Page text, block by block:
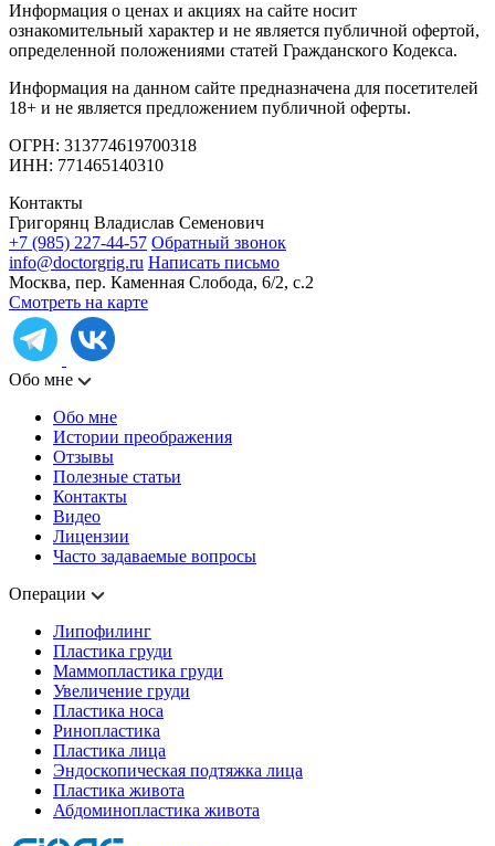
Информация о ценах и акциях на сайте носит
ознакомительный характер и не является публичной офертой,
определенной положениями статей Гражданского Кодекса.
Информация на данном сайте предназначена для посетителей
18+ и не является предложением публичной оферты.
ОГРН: 313774619700318
ИНН: 771465140310
Контакты
Григорянц Владислав Семенович
+7 (985) 227-44-57 Обратный звонок
info@doctorgrig.ru Написать письмо
Москва, пер. Каменная Слобода, 6/2, с.2
Смотреть на карте
Обо мне
Обо мне
Истории преображения
Отзывы
Полезные статьи
Контакты
Видео
Лицензии
Часто задаваемые вопросы
Операции
Липофилинг
Пластика груди
Маммопластика груди
Увеличение груди
Пластика носа
Ринопластика
Пластика лица
Эндоскопическая подтяжка лица
Пластика живота
Абдоминопластика живота